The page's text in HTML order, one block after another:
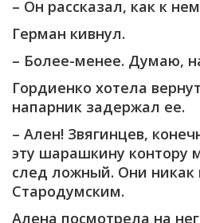
– Он рассказал, как к
Герман кивнул.
– Более-менее. Думаю,
Гордиенко хотела
напарник задержал ее.
– Ален! Звягинцев,
эту шарашкину контору
след ложный. Они никак
Стародумским.
Алена посмотрела на